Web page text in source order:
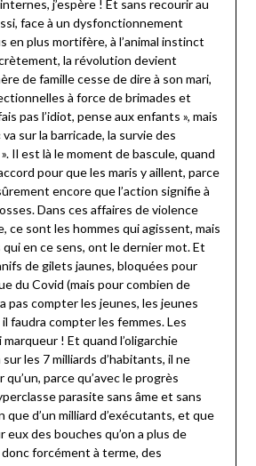
j’espère ! Et sans recourir au
face à un dysfonctionnement
en plus mortifère, à l’animal instinct
la révolution devient
de famille cesse de dire à son mari,
à force de brimades et
pas l’idiot, pense aux enfants », mais
sur la barricade, la survie des
Il est là le moment de bascule, quand
pour que les maris y aillent, parce
encore que l’action signifie à
Dans ces affaires de violence
ce sont les hommes qui agissent, mais
en ce sens, ont le dernier mot. Et
de gilets jaunes, bloquées pour
du Covid (mais pour combien de
pas compter les jeunes, les jeunes
faudra compter les femmes. Les
marqueur ! Et quand l’oligarchie
les 7 milliards d’habitants, il ne
parce qu’avec le progrès
parasite sans âme et sans
que d’un milliard d’exécutants, et que
des bouches qu’on a plus de
forcément à terme, des